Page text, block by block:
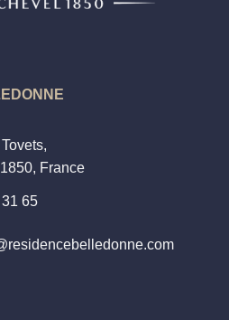
France
65